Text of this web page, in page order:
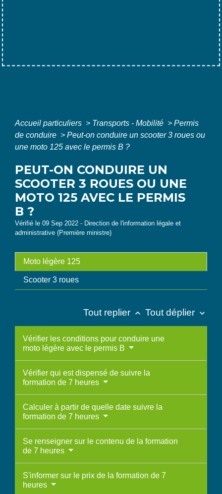
Accueil particuliers > Transports - Mobilité > Permis
de conduire > Peut-on conduire un scooter 3 roues ou
une moto 125 avec le permis B ?
PEUT-ON CONDUIRE UN
SCOOTER 3 ROUES OU UNE
MOTO 125 AVEC LE PERMIS
B ?
Vérifié le 09 Sep 2022 - Direction de l'information légale et
administrative (Première ministre)
Moto légère 125
Scooter 3 roues
Tout replier keyboard_arrow_up Tout déplier keyboard_arrow_down
Vérifier les conditions pour conduire une
moto légère avec le permis B
Vérifier qui est dispensé de suivre la
formation de 7 heures
Calculer à partir de quelle date suivre la
formation de 7 heures
Se renseigner sur le contenu de la formation
de 7 heures
S'informer sur le prix de la formation de 7
heures